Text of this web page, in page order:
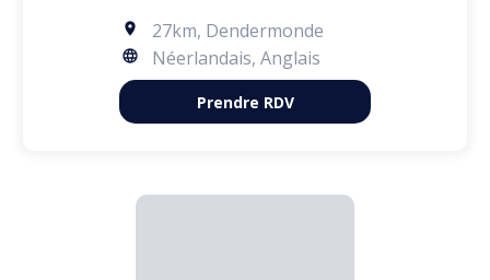
27km, Dendermonde
Néerlandais, Anglais
Prendre RDV